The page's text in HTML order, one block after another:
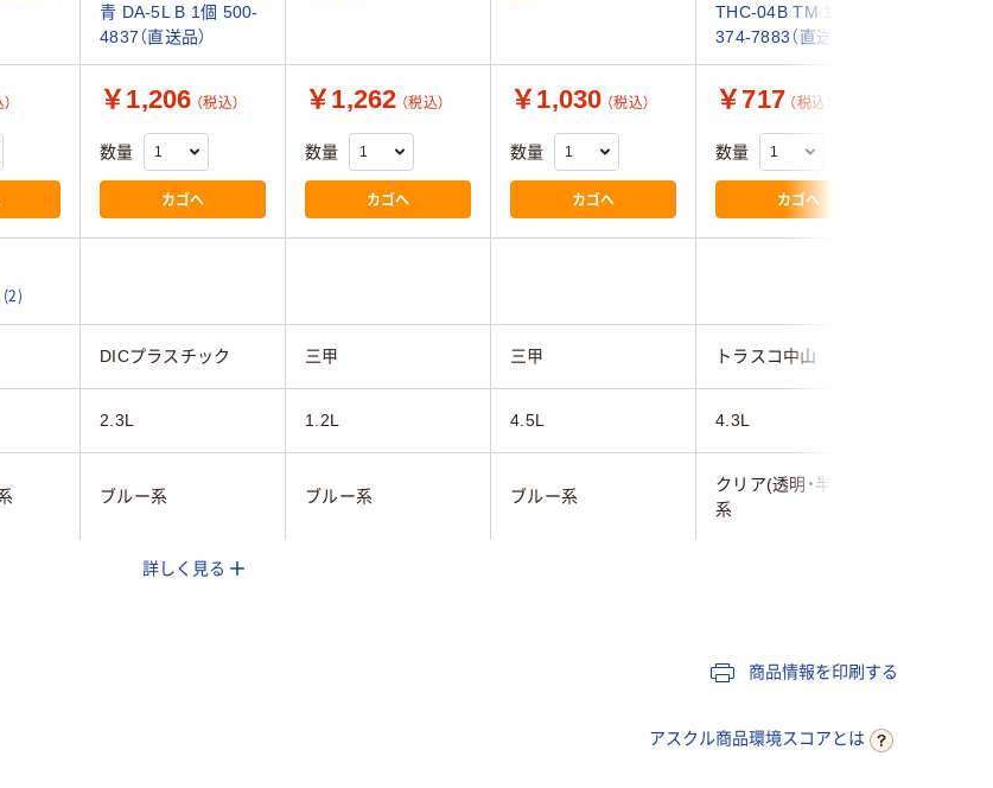
青 DA-5L B 1個 500-
4837（直送品）
THC-04B TM 1個
374-7883（直送品）
￥1,206 （税込）
数量
カゴへ
￥1,262 （税込）
数量
カゴへ
￥1,030 （税込）
数量
カゴへ
￥717 （税込）
数量
カゴへ
(2)
DICプラスチック 三甲 三甲 トラスコ中山
2.3L 1.2L 4.5L 4.3L
ブルー系 ブルー系 ブルー系
クリア(透明・半透明)
系
詳しく見る
商品情報を印刷する
アスクル商品環境スコアとは